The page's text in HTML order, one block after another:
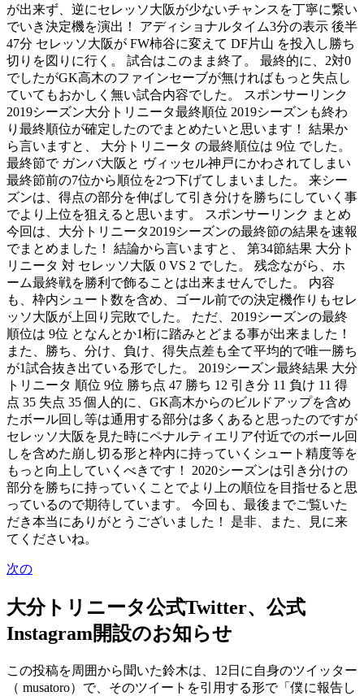
が出来ず、逆にセレッソ大阪が少ないチャンスを丁寧に繋い
でいき決定機を演出！ アディショナルタイム3分の表示 後半
47分 セレッソ大阪が FW柿谷に変えて DF片山 を投入し勝ち
切りを図りに行く。 試合はこのまま終了。 最終的に、2対0
でしたがGK高木のファインセーブが無ければもっと失点し
ていてもおかしく無い試合内容でした。 スポンサーリンク
2019シーズン大分トリニータ最終順位 2019シーズンも終わ
り最終順位が確定したのでまとめたいと思います！ 結果か
ら言いますと、 大分トリニータ の最終順位は 9位 でした。
最終節で ガンバ大阪と ヴィッセル神戸にかわされてしまい
最終節前の7位から順位を2つ下げてしまいました。 来シー
ズンは、得点の部分を伸ばして引き分けを勝ちにしていく事
でより上位を狙えると思います。 スポンサーリンク まとめ
今回は、大分トリニータ2019シーズンの最終節の結果を速報
でまとめました！ 結論から言いますと、 第34節結果 大分ト
リニータ 対 セレッソ大阪 0 VS 2 でした。 残念ながら、ホ
ーム最終戦を勝利で飾ることは出来ませんでした。 内容
も、枠内シュート数を含め、ゴール前での決定機作りもセレ
ッソ大阪が上回り完敗でした。 ただ、2019シーズンの最終
順位は 9位 となんとか1桁に踏みとどまる事が出来ました！
また、勝ち、分け、負け、得失点差も全て平均的で唯一勝ち
が1試合抜き出ている形でした。 2019シーズン最終結果 大分
トリニータ 順位 9位 勝ち点 47 勝ち 12 引き分 11 負け 11 得
点 35 失点 35 個人的に、GK高木からのビルドアップを含め
たボール回し等は通用する部分は多くあると思ったのですが
セレッソ大阪を見た時にペナルティエリア付近でのボール回
しを含めた崩し切る形と枠内に持っていくシュート精度等を
もっと向上していくべきです！ 2020シーズンは引き分けの
部分を勝ちに持っていくことでより上の順位を目指せると思
っているので期待しています。 今回も、最後までご覧いた
だき本当にありがとうございました！ 是非、また、見に来
てくださいね。
次の
大分トリニータ公式Twitter、公式
Instagram開設のお知らせ
この投稿を周囲から聞いた鈴木は、12日に自身のツイッター
（ musatoro）で、そのツイートを引用する形で「僕に報告し